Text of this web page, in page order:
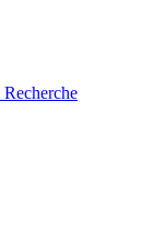
Recherche